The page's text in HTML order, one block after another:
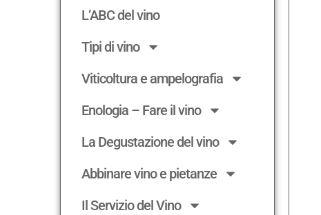
L’ABC del vino
Tipi di vino
Viticoltura e ampelografia
Enologia – Fare il vino
La Degustazione del vino
Abbinare vino e pietanze
Il Servizio del Vino